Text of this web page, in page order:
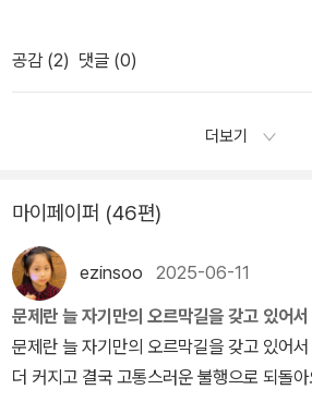
주위에서 영웅의 옷을 꿰매고 수퍼맨처럼
을 넘나들 수 있는 사람의 자유, 무한한 창작
표는, 이런 게으른 호흡을조금은 떨쳐버리
변을 관찰하면 통찰력이 길러진다. 관찰은
정이 있어야 가능하다.프리모 레비가 화학
인으로 겪은 나치즘 시기의 경험이 각 원소
로는 적어도레비의 시절과 비교도 할 수 없
학적 발전 속에서살고 있다. 그럼에도 불구
율표는 과거가 아니라 현재 주기율표에 대입
속성이 세월이 흘러도 변하지 않듯이 인간의
않는 탓일게다. 나를 둘러싼 사람, 일, 환경,
를 형성하는 원자고 분자다. 각각의 금속이
는 특성을 들여다보면 여러 성질이 모여서
공감 (2) 댓글 (0)
더보기
마이페이퍼 (46편)
ezinsoo 2025-06-11
문제란 늘 자기만의 오르막길을 갖고 있어
문제란 늘 자기만의 오르막길을 갖고 있어
더 커지고 결국 고통스러운 불행으로 되돌